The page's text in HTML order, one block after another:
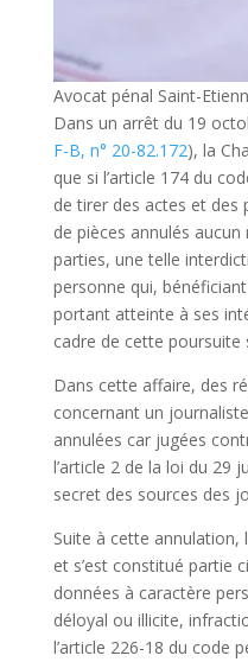
Avocat pénal Saint-
Dans un arrêt du 19
F-B, n° 20-82.172), la
que si l’article 174 du
de tirer des actes et des
de pièces annulés
parties, une telle
personne qui, bénéficiant
portant atteinte à ses
cadre de cette poursuite
Dans cette affaire, des
concernant un
annulées car jugées
l’article 2 de la loi du 29
secret des sources des
Suite à cette
et s’est constitué partie
données à caractère
déloyal ou illicite,
l’article 226-18 du code